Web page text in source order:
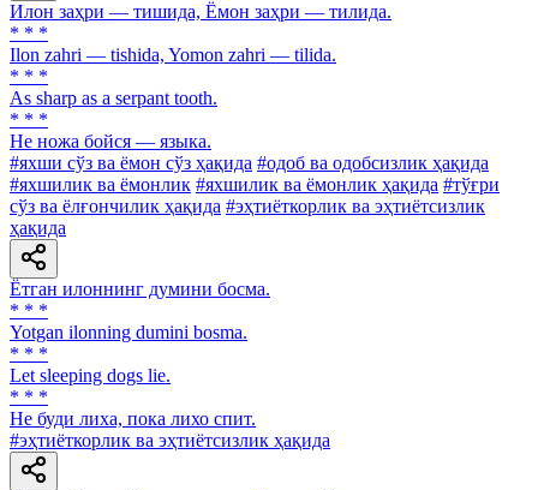
Илон заҳри — тишида, Ёмон заҳри — тилида.
* * *
Ilon zahri — tishida, Yomon zahri — tilida.
* * *
As sharp as a serpant tooth.
* * *
Не ножа бойся — языка.
#яхши сўз ва ёмон сўз ҳақида #одоб ва одобсизлик ҳақида
#яхшилик ва ёмонлик #яхшилик ва ёмонлик ҳақида #тўғри
сўз ва ёлғончилик ҳақида #эҳтиёткорлик ва эҳтиётсизлик
ҳақида
Ётган илоннинг думини босма.
* * *
Yotgan ilonning dumini bosma.
* * *
Let sleeping dogs lie.
* * *
He буди лиха, пока лихо спит.
#эҳтиёткорлик ва эҳтиётсизлик ҳақида